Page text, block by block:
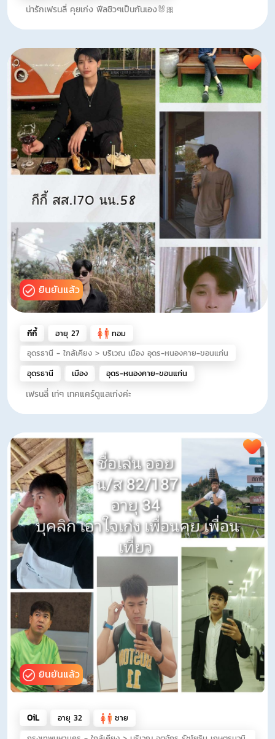
น่ารักเฟรนลี่ คุยเก่ง ฟีลชิวๆเป็นกันเอง🐰🎀
ยินยันแล้ว
กีกี้ อายุ 27
ทอม
อุดรธานี - ใกล้เคียง > บริเวณ เมือง อุดร​-หนองคาย-ขอนแก่น
อุดรธานี
เมือง อุดร​-หนองคาย-ขอนแก่น
เฟรนลี่​ เท่ๆ​ เทคแคร์ดูแลเก่งค่ะ
ยินยันแล้ว
OiL อายุ 32
ชาย